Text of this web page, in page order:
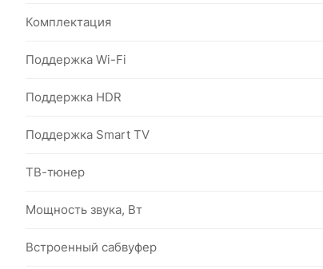
Комплектация
Поддержка Wi-Fi
Поддержка HDR
Поддержка Smart TV
ТВ-тюнер
Мощность звука, Вт
Встроенный сабвуфер